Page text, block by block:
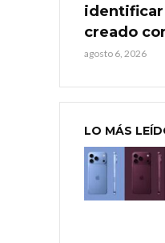
creado
agosto 6, 2026
LO MÁS